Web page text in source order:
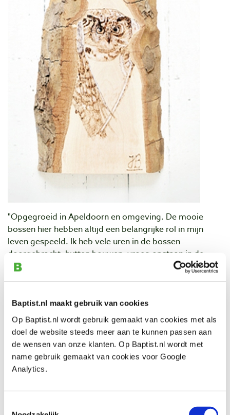
Baptist.nl maakt gebruik van cookies
Op Baptist.nl wordt gebruik gemaakt van cookies met als
doel de website steeds meer aan te kunnen passen aan
de wensen van onze klanten. Op Baptist.nl wordt met
name gebruik gemaakt van cookies voor Google
Analytics.
"Opgegroeid in Apeldoorn en omgeving. De mooie
bossen hier hebben altijd een belangrijke rol in mijn
leven gespeeld. Ik heb vele uren in de bossen
doorgebracht, hutten bouwen, vroeg opstaan in de
hoop oog in oog te staan met een hert of een wild zwijn
of gewoon heerlijk wandelen of fietsen.
Het zijn deze momenten die mij de inspiratie hebben
gegeven voor het werk dat ik nu maak.
Ik werk het liefst met hout en altijd met natuurlijke
materialen. Het werk dat ik maak is puur en staat dicht
bij mezelf. Wat Pyrografie zo bijzonder maakt is de
eenvoud. Je werkt echt met de elementen van de natuur
de lijnen."